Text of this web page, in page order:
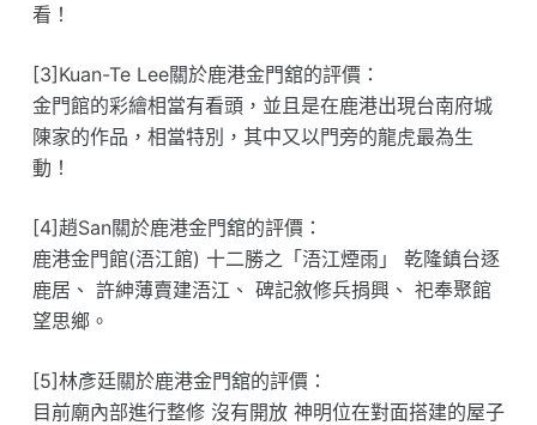
看！
[3]Kuan-Te Lee關於鹿港金門舘的評價：
金門館的彩繪相當有看頭，並且是在鹿港出現台南府城
陳家的作品，相當特別，其中又以門旁的龍虎最為生
動！
[4]趙San關於鹿港金門舘的評價：
鹿港金門館(浯江館) 十二勝之「浯江煙雨」 乾隆鎮台逐
鹿居、 許紳薄賣建浯江、 碑記敘修兵捐興、 祀奉聚館
望思鄉。
[5]林彥廷關於鹿港金門舘的評價：
目前廟內部進行整修 沒有開放 神明位在對面搭建的屋子